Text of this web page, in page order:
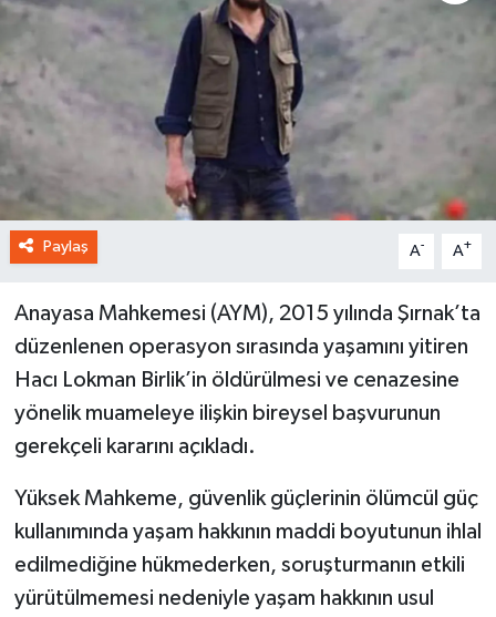
Paylaş A- A+
Anayasa Mahkemesi (AYM), 2015 yılında Şırnak’ta
düzenlenen operasyon sırasında yaşamını yitiren
Hacı Lokman Birlik’in öldürülmesi ve cenazesine
yönelik muameleye ilişkin bireysel başvurunun
gerekçeli kararını açıkladı.
Yüksek Mahkeme, güvenlik güçlerinin ölümcül güç
kullanımında yaşam hakkının maddi boyutunun ihlal
edilmediğine hükmederken, soruşturmanın etkili
yürütülmemesi nedeniyle yaşam hakkının usul